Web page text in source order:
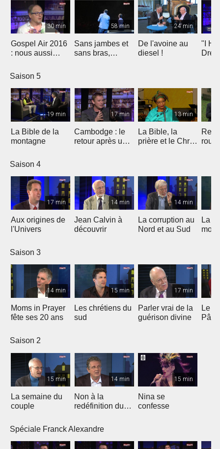
30 min
Gospel Air 2016
: nous aussi
58 min
Sans jambes et
sans bras,
24 min
De l'avoine au
diesel !
"I
Saison 5
19 min
La Bible de la
montagne
17 min
Cambodge : le
retour après un
13 min
La Bible, la
prière et le Christ
route
Saison 4
17 min
Aux origines de
l'Univers
14 min
Jean Calvin à
découvrir
14 min
La corruption au
Nord et au Sud
La
Saison 3
14 min
Moms in Prayer
fête ses 20 ans
15 min
Les chrétiens du
sud
17 min
Parler vrai de la
guérison divine
Le
Saison 2
15 min
La semaine du
couple
14 min
Non à la
redéfinition du
15 min
Nina se
confesse
Spéciale Franck Alexandre